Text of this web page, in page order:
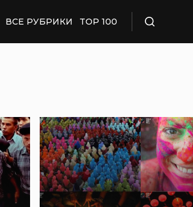
ВСЕ РУБРИКИ TOP 100